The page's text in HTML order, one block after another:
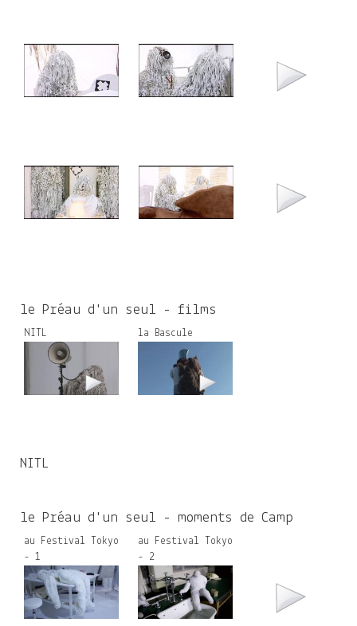
le Préau d'un seul - films
NITL la Bascule
NITL
le Préau d'un seul - moments de Camp
au Festival Tokyo
- 1
au Festival Tokyo
- 2